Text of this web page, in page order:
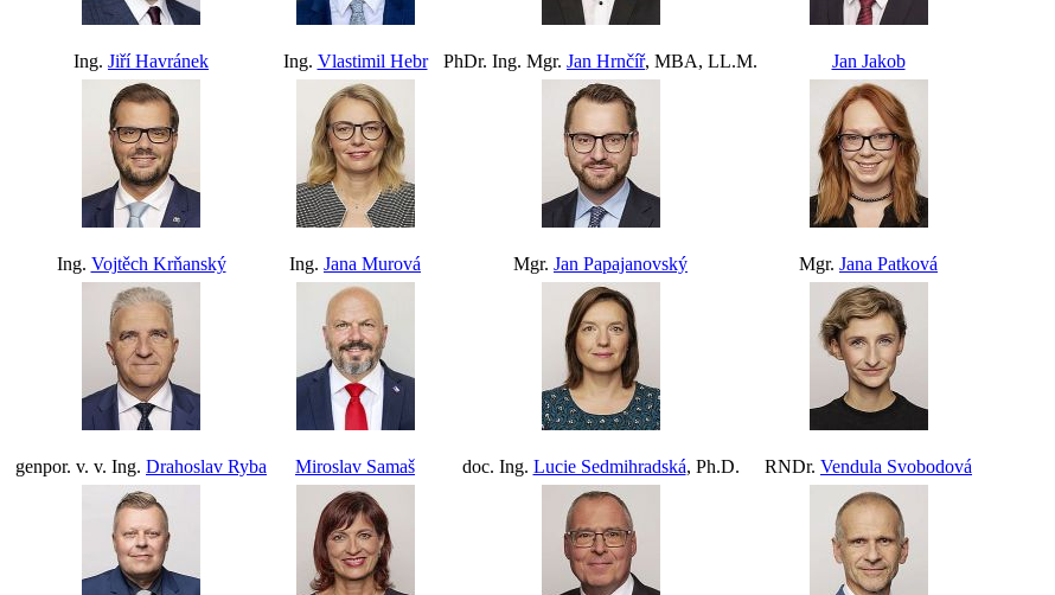
Ing. Jiří Havránek Ing. Vlastimil Hebr PhDr. Ing. Mgr. Jan Hrnčíř, MBA, LL.M. Jan Jakob
Ing. Vojtěch Krňanský Ing. Jana Murová Mgr. Jan Papajanovský Mgr. Jana Patková
genpor. v. v. Ing. Drahoslav Ryba Miroslav Samaš doc. Ing. Lucie Sedmihradská, Ph.D. RNDr. Vendula Svobodová